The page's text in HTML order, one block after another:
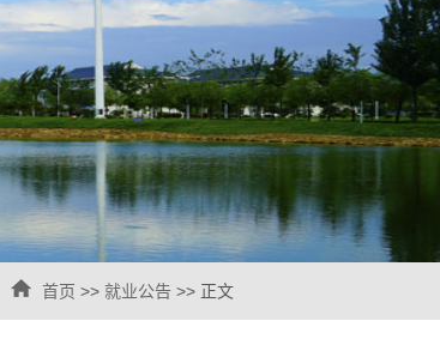
首页 >> 就业公告 >> 正文